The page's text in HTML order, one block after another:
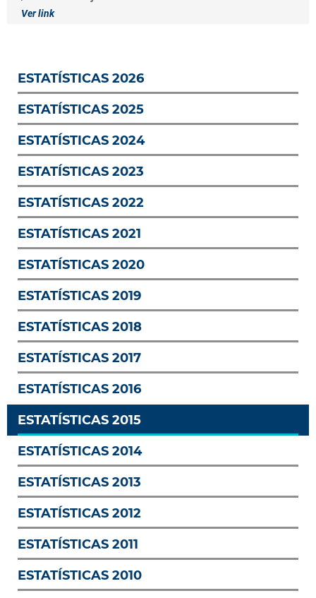
ESTATÍSTICAS 2026
ESTATÍSTICAS 2025
ESTATÍSTICAS 2024
ESTATÍSTICAS 2023
ESTATÍSTICAS 2022
ESTATÍSTICAS 2021
ESTATÍSTICAS 2020
ESTATÍSTICAS 2019
ESTATÍSTICAS 2018
ESTATÍSTICAS 2017
ESTATÍSTICAS 2016
ESTATÍSTICAS 2015
ESTATÍSTICAS 2014
ESTATÍSTICAS 2013
ESTATÍSTICAS 2012
ESTATÍSTICAS 2011
ESTATÍSTICAS 2010
Ver link